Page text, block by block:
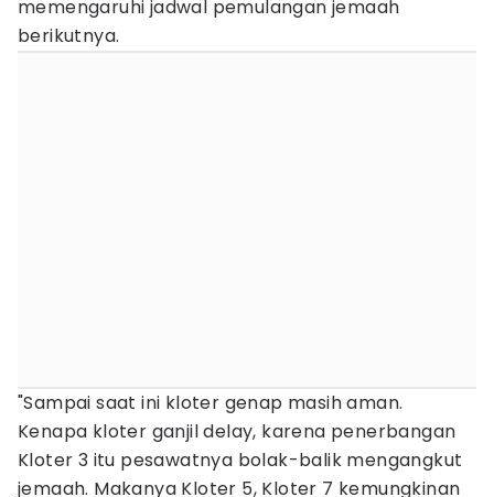
memengaruhi jadwal pemulangan jemaah
berikutnya.
"Sampai saat ini kloter genap masih aman.
Kenapa kloter ganjil delay, karena penerbangan
Kloter 3 itu pesawatnya bolak-balik mengangkut
jemaah. Makanya Kloter 5, Kloter 7 kemungkinan